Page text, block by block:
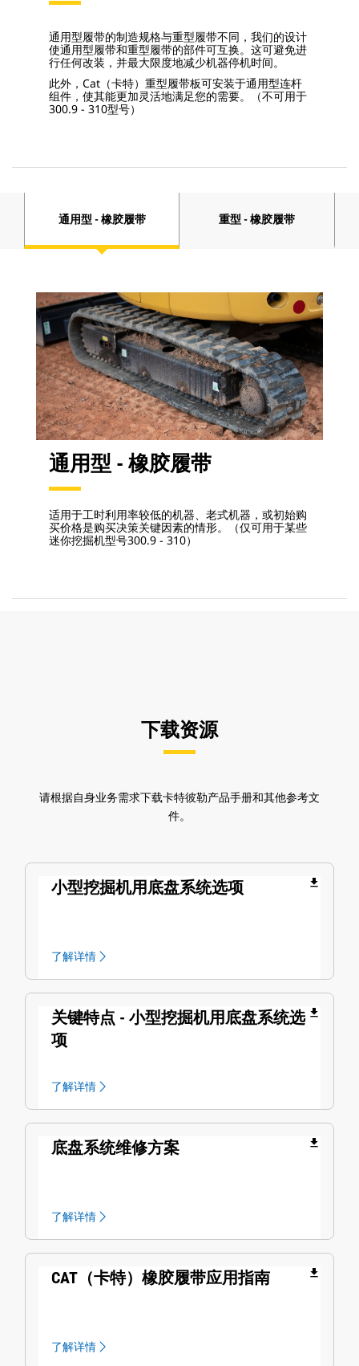
通用型履带的制造规格与重型履带不同，我们的设计
使通用型履带和重型履带的部件可互换。这可避免进
行任何改装，并最大限度地减少机器停机时间。
此外，Cat（卡特）重型履带板可安装于通用型连杆
组件，使其能更加灵活地满足您的需要。（不可用于
300.9 - 310型号）
通用型 - 橡胶履带 重型 - 橡胶履带
通用型 - 橡胶履带
适用于工时利用率较低的机器、老式机器，或初始购
买价格是购买决策关键因素的情形。（仅可用于某些
迷你挖掘机型号300.9 - 310）
下载资源
请根据自身业务需求下载卡特彼勒产品手册和其他参考文
件。
小型挖掘机用底盘系统选项 file_download
了解详情
关键特点 - 小型挖掘机用底盘系统选
项
file_download
了解详情
底盘系统维修方案 file_download
了解详情
CAT（卡特）橡胶履带应用指南 file_download
了解详情